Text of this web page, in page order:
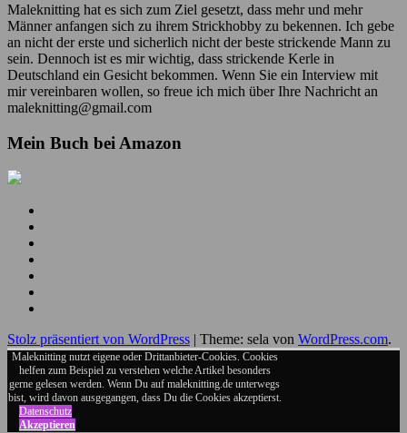
Maleknitting hat es sich zum Ziel gesetzt, dass mehr und mehr
Männer anfangen sich zu ihrem Strickhobby zu bekennen. Ich gebe
an nicht der erste und sicherlich nicht der beste strickende Mann zu
sein. Dennoch ist es mir wichtig, dass strickende Kerle in
Deutschland ein Gesicht bekommen. Wenn Sie ein Interview mit
mir vereinbaren wollen, so freue ich mich über Ihre Nachricht an
maleknitting@gmail.com
Mein Buch bei Amazon
Twitter
auch
auf
Google+
Stolz präsentiert von WordPress | Theme: sela von WordPress.com.
Maleknitting nutzt eigene oder Drittanbieter-Cookies. Cookies
helfen zum Beispiel zu verstehen welche Artikel besonders
gerne gelesen werden. Wenn Du auf maleknitting.de unterwegs
bist, wird davon ausgegangen, dass Du die Cookies akzeptierst.
Datenschutz
Akzeptieren